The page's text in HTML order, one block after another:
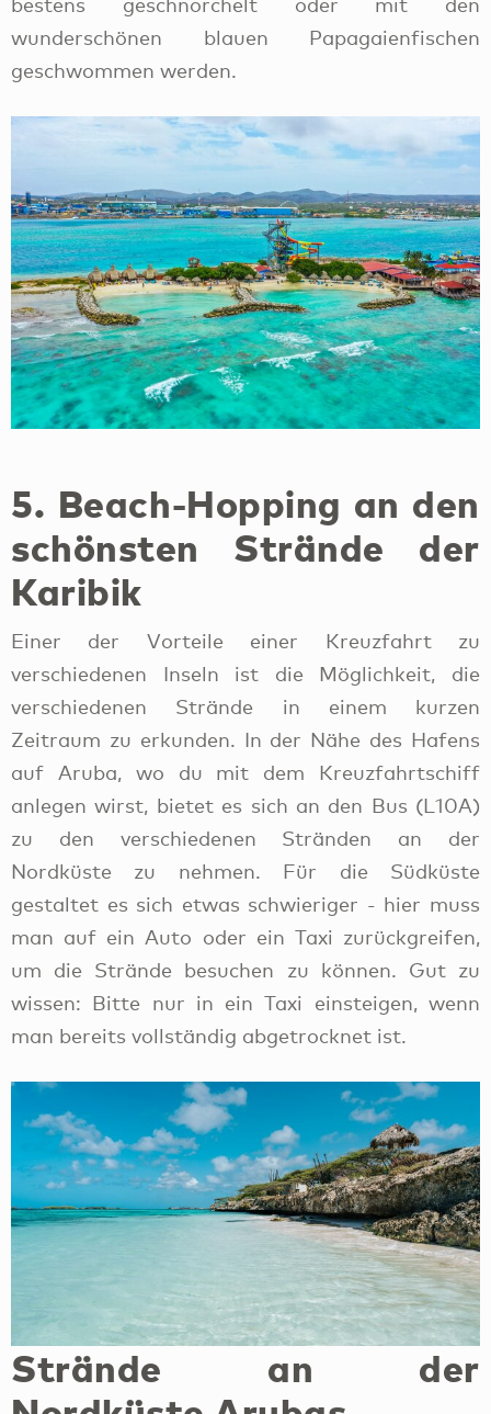
wunderschönen blauen Papagaienfischen
geschwommen werden.
5. Beach-Hopping an den
schönsten Strände der
Karibik
Einer der Vorteile einer Kreuzfahrt zu
verschiedenen Inseln ist die Möglichkeit, die
verschiedenen Strände in einem kurzen
Zeitraum zu erkunden. In der Nähe des Hafens
auf Aruba, wo du mit dem Kreuzfahrtschiff
anlegen wirst, bietet es sich an den Bus (L10A)
zu den verschiedenen Stränden an der
Nordküste zu nehmen. Für die Südküste
gestaltet es sich etwas schwieriger - hier muss
man auf ein Auto oder ein Taxi zurückgreifen,
um die Strände besuchen zu können. Gut zu
wissen: Bitte nur in ein Taxi einsteigen, wenn
man bereits vollständig abgetrocknet ist.
Strände an der